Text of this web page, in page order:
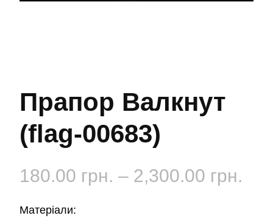
Прапор Валкнут
(flag-00683)
180.00 грн. – 2,300.00 грн.
Матеріали: